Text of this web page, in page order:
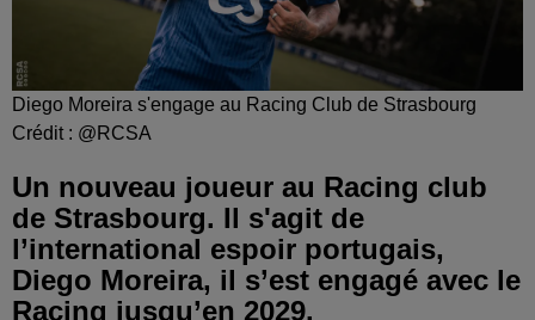
Diego Moreira s'engage au Racing Club de Strasbourg
Crédit : @RCSA
Un nouveau joueur au Racing club
de Strasbourg. Il s'agit de
l’international espoir portugais,
Diego Moreira, il s’est engagé avec le
Racing jusqu’en 2029.